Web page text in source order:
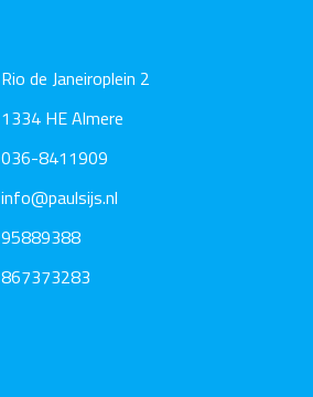
Rio de Janeiroplein 2
1334 HE Almere
036-8411909
info@paulsijs.nl
95889388
867373283